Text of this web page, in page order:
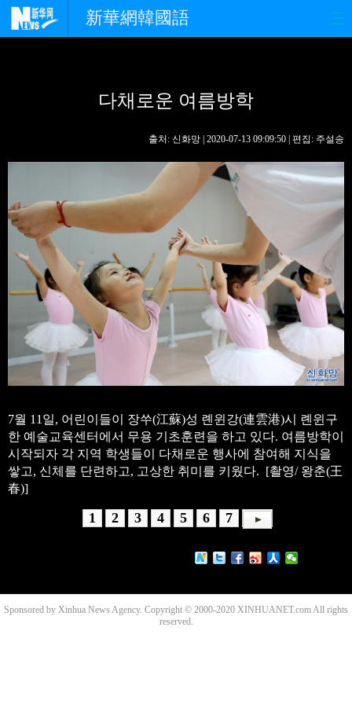
新華網韓國語
사회
핫 TV 문화
오피니언
생생 중국어
다채로운 여름방학
출처: 신화망 | 2020-07-13 09:09:50 | 편집: 주설송
7월 11일, 어린이들이 장쑤(江蘇)성 롄윈강(連雲港)시 롄윈구
한 예술교육센터에서 무용 기초훈련을 하고 있다. 여름방학이
시작되자 각 지역 학생들이 다채로운 행사에 참여해 지식을
쌓고, 신체를 단련하고, 고상한 취미를 키웠다. [촬영/ 왕춘(王
春)]
1 2 3 4 5 6 7